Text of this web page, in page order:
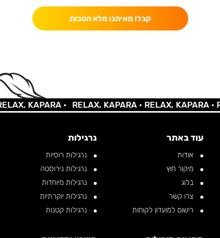
קבלו מאיתנו מלא הטבות
KAPARA • RELAX, KAPARA •RELAX, KAPARA •
עוד באתר
אודות
מיקור חוץ
בלוג
צרו קשר
רישום למועדון לקוחות
נרגילות
נרגילות רוסיות
נרגילות נירוסטה
נרגילות מיוחדות
נרגילות יוקרתיות
נרגילות קטנות